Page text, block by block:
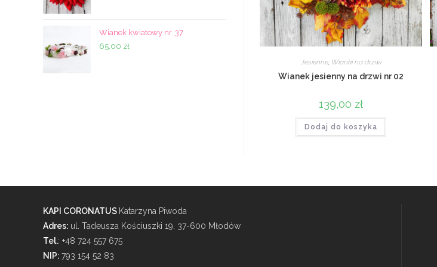
Jesienne, Wianki na drzwi
Wianek jesienny na drzwi nr 02
139,00 zł
Dodaj do koszyka
Wianek kwiatowy nr. 37
65,00 zł
KAPI CORONATUS Katarzyna Piwoda
Adres: ul. Tadeusza Kościuszki 19, 37-600 Młodów
Tel.: +48 724 557 675
NIP: 793 154 52 83